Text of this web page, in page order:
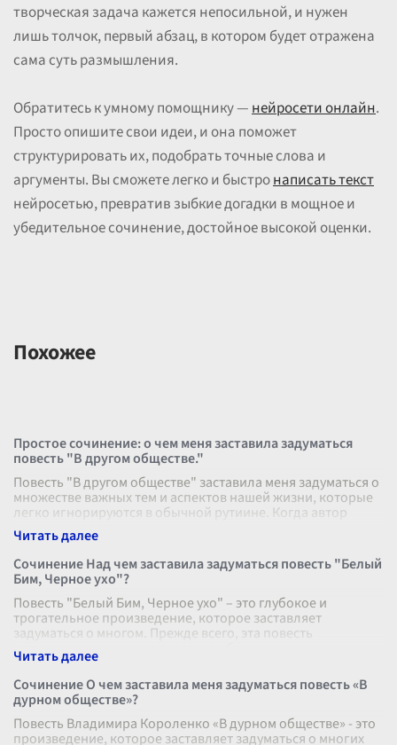
творческая задача кажется непосильной, и нужен
лишь толчок, первый абзац, в котором будет отражена
сама суть размышления.
Обратитесь к умному помощнику —нейросети онлайн.
Просто опишите свои идеи, и она поможет
структурировать их, подобрать точные слова и
аргументы. Вы сможете легко и быстронаписать текст
нейросетью, превратив зыбкие догадки в мощное и
убедительное сочинение, достойное высокой оценки.
Похожее
Простое сочинение: о чем меня заставила задуматься
повесть "В другом обществе."
Повесть "В другом обществе" заставила меня задуматься о
множестве важных тем и аспектов нашей жизни, которые
легко игнорируются в обычной рутиине. Когда автор
рисует перед нами кар
Сочинение Над чем заставила задуматься повесть "Белый
Бим, Черное ухо"?
Повесть "Белый Бим, Черное ухо" – это глубокое и
трогательное произведение, которое заставляет
задуматься о многом. Прежде всего, эта повесть
поднимает вопросы верности, любви и пр
Сочинение О чем заставила меня задуматься повесть «В
дурном обществе»?
Повесть Владимира Короленко «В дурном обществе» - это
произведение, которое заставляет задуматься о многих